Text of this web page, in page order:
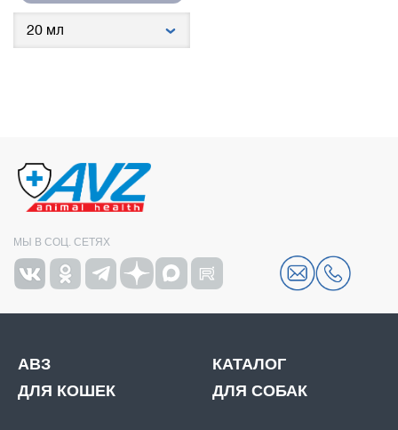
МЫ В СОЦ. СЕТЯХ
АВЗ
КАТАЛОГ
ДЛЯ КОШЕК
ДЛЯ СОБАК